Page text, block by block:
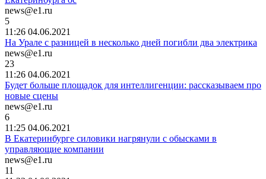
news@e1.ru
5
11:26 04.06.2021
На Урале с разницей в несколько дней погибли два электрика
news@e1.ru
23
11:26 04.06.2021
Будет больше площадок для интеллигенции: рассказываем про
новые сцены
news@e1.ru
6
11:25 04.06.2021
В Екатеринбурге силовики нагрянули с обысками в
управляющие компании
news@e1.ru
11